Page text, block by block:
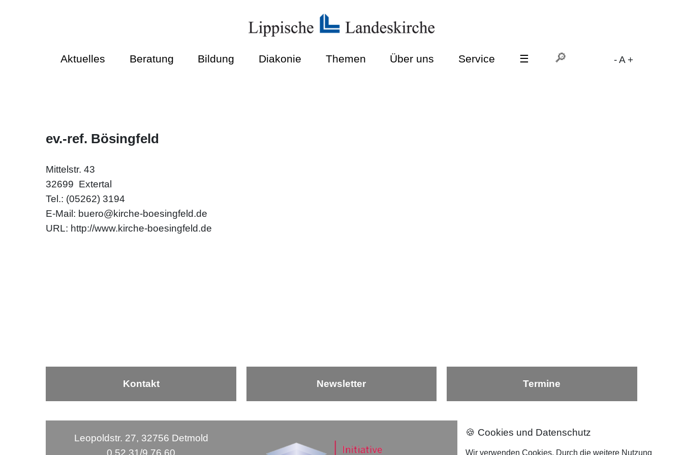
Aktuelles Beratung Bildung Diakonie Themen Über uns Service ☰ - A +
ev.-ref. Bösingfeld
Mittelstr. 43
32699 Extertal
Tel.: (05262) 3194
E‑Mail: buero@kirche-boesingfeld.de
URL: http://www.kirche-boesingfeld.de
Kontakt Newsletter Termine
Leopoldstr. 27, 32756 Detmold
0 52 31/9 76 60
Nach oben ⇪
🍪 Cookies und Datenschutz
Wir verwenden Cookies. Durch die weitere Nutzung